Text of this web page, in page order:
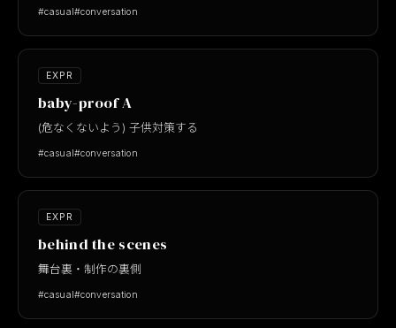
#casual#conversation
EXPR
baby-proof A
(危なくないよう) 子供対策する
#casual#conversation
EXPR
behind the scenes
舞台裏・制作の裏側
#casual#conversation